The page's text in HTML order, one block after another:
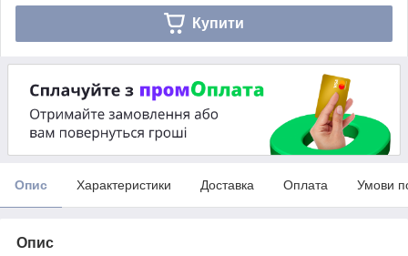
Купити
Опис Характеристики Доставка Оплата Умови
Опис